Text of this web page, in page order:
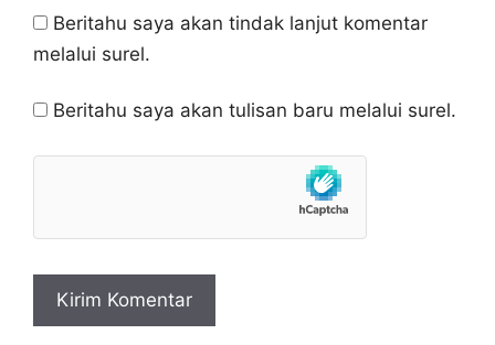
Beritahu saya akan tindak lanjut komentar
melalui surel.
Beritahu saya akan tulisan baru melalui surel.